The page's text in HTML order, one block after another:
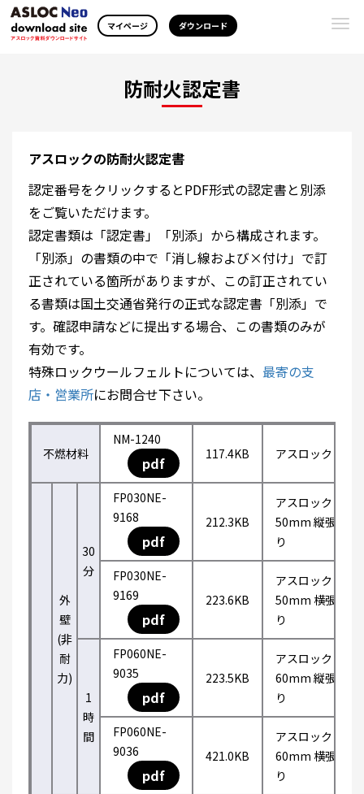
マイページ ダウンロード
防耐火認定書
アスロックの防耐火認定書
認定番号をクリックするとPDF形式の認定書と別添
をご覧いただけます。
認定書類は「認定書」「別添」から構成されます。
「別添」の書類の中で「消し線および×付け」で訂
正されている箇所がありますが、この訂正されてい
る書類は国土交通省発行の正式な認定書「別添」で
す。確認申請などに提出する場合、この書類のみが
有効です。
特殊ロックウールフェルトについては、 最寄の支
店・営業所にお問合せ下さい。
不燃材料
NM-1240
pdf 117.4KB アスロック
外
壁
(非
耐
力)
30
分
FP030NE-
9168
pdf
212.3KB
アスロック
50mm 縦張
り
FP030NE-
9169
pdf
223.6KB
アスロック
50mm 横張
り
1
時
間
FP060NE-
9035
pdf
223.5KB
アスロック
60mm 縦張
り
FP060NE-
9036
pdf
421.0KB
アスロック
60mm 横張
り